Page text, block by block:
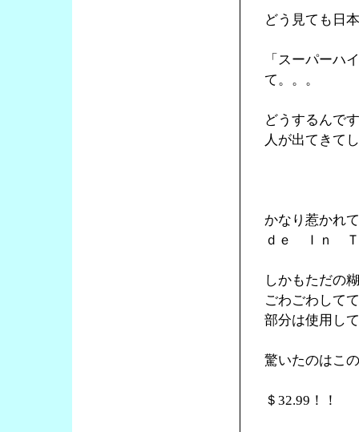
どう見ても日
「スーパーハ
て。。。
どうするんで
人が出てきて
かなり惹かれ
ｄｅ Ｉｎ Ｔ
しかもただの
ごわごわして
部分は使用し
驚いたのはこ
＄32.99！！